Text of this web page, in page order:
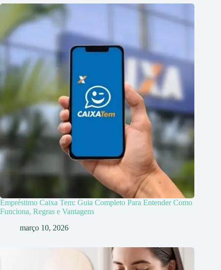
Empréstimo Caixa Tem: Guia Completo Para Entender Como
Funciona, Regras e Vantagens
março 10, 2026